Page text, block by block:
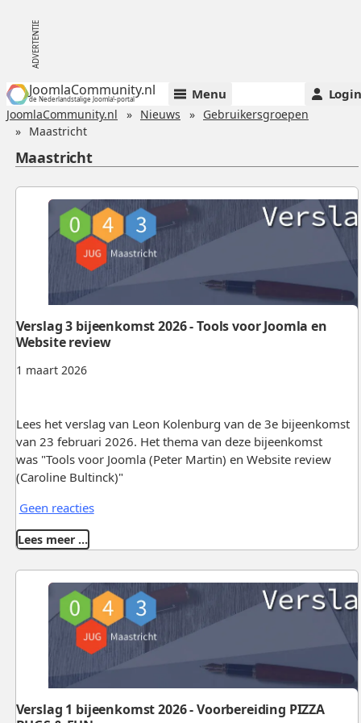
JoomlaCommunity.nl
de Nederlandstalige Joomla!-portal Menu Login
JoomlaCommunity.nl Nieuws
Gebruikersgroepen
Maastricht
Maastricht
1 maart 2026
Verslag 3 bijeenkomst 2026 - Tools voor Joomla en
Website review
Lees het verslag van Leon Kolenburg van de 3e bijeenkomst
van 23 februari 2026. Het thema van deze bijeenkomst
was "Tools voor Joomla (Peter Martin) en Website review
(Caroline Bultinck)"
Geen reacties
Lees meer …
Verslag 1 bijeenkomst 2026 - Voorbereiding PIZZA